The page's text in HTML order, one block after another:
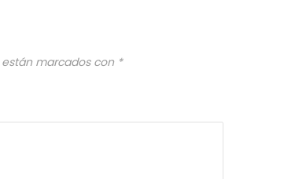
marcados con *